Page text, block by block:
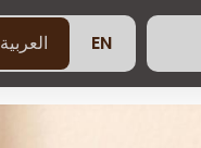
EN العربية